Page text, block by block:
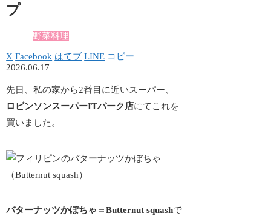
プ
野菜料理
X Facebook はてブ LINE コピー
2026.06.17
先日、私の家から2番目に近いスーパー、
ロビンソンスーパーITパーク店にてこれを
買いました。
バターナッツかぼちゃ＝Butternut squashで